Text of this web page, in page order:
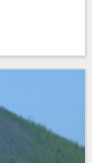
LehreLernen)